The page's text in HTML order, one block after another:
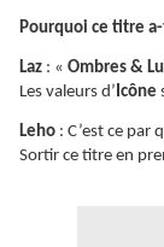
Pourquoi ce titre
Laz : « Ombres &
Les valeurs d’Icône
Leho : C’est ce par
Sortir ce titre en